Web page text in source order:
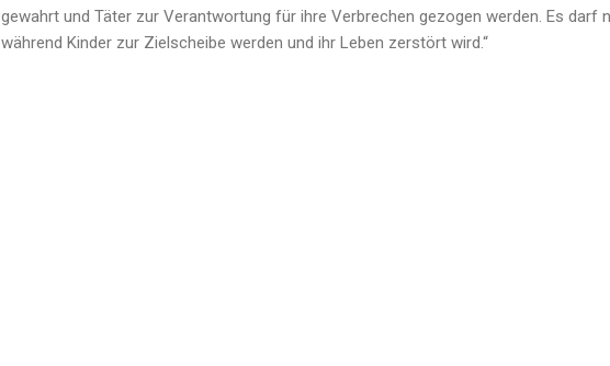
gewahrt und Täter zur Verantwortung für ihre Verbrechen gezogen werden. Es darf
während Kinder zur Zielscheibe werden und ihr Leben zerstört wird.“